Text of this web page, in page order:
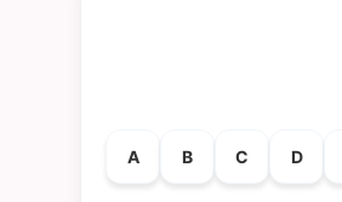
A B C D